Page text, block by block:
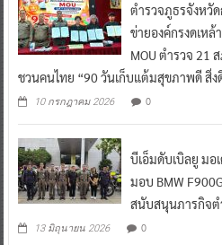
ตำรวจภูธรจังหวั
ข่ายองค์กรงดเห
MOU ตำรวจ 21
ชวนคนไทย “90 วันเก็บแต้มสุขภาพดี สิ่ง
10 กรกฎาคม 2026 0
บีเอ็มดับเบิลยู มอ
มอบ BMW
สนับสนุนภารกิจต
13 มิถุนายน 2026 0